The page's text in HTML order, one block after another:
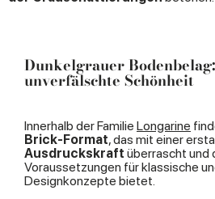
Dunkelgrauer
unverfälschte Schönheit
Innerhalb der Familie Longarine
Brick-Format, das mit einer
Ausdruckskraft überrascht und
Voraussetzungen für klassische
Designkonzepte bietet.